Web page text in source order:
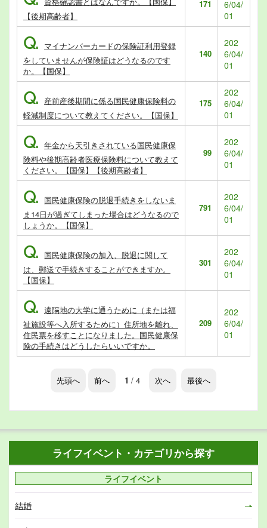
【後期高齢者】
171
6/04/
01
Q. マイナンバーカードの保険証利用登録
をしていませんが保険証はどうなるのです
か。【国保】
140
202
6/04/
01
Q. 産前産後期間に係る国民健康保険料の
軽減制度について教えてください。【国保】
175
202
6/04/
01
Q. 年金から天引きされている国民健康保
険料や後期高齢者医療保険料について教えて
ください。【国保】【後期高齢者】
99
202
6/04/
01
Q. 国民健康保険の脱退手続きをしないま
ま14日が過ぎてしまった場合はどうなるので
しょうか。【国保】
791
202
6/04/
01
Q. 国民健康保険の加入、脱退に関して
は、郵送で手続きすることができますか。
【国保】
301
202
6/04/
01
Q. 遠隔地の大学に通うために（または福
祉施設等へ入所するために）住所地を離れ、
住民票を移すことになりました。国民健康保
険の手続きはどうしたらいいですか。
209
202
6/04/
01
先頭へ 前へ 1 / 4 次へ 最後へ
ライフイベント・カテゴリから探す
ライフイベント
結婚